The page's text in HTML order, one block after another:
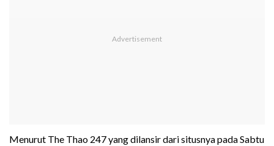
Menurut The Thao 247 yang dilansir dari situsnya pada Sabtu